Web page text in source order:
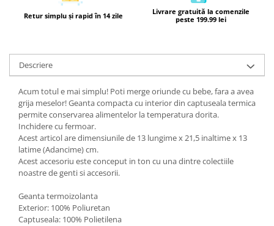
Retur simplu și rapid în 14 zile
Livrare gratuită la comenzile
peste 199.99 lei
Descriere
Acum totul e mai simplu! Poti merge oriunde cu bebe, fara a avea
grija meselor! Geanta compacta cu interior din captuseala termica
permite conservarea alimentelor la temperatura dorita.
Inchidere cu fermoar.
Acest articol are dimensiunile de 13 lungime x 21,5 inaltime x 13
latime (Adancime) cm.
Acest accesoriu este conceput in ton cu una dintre colectiile
noastre de genti si accesorii.
Geanta termoizolanta
Exterior: 100% Poliuretan
Captuseala: 100% Polietilena